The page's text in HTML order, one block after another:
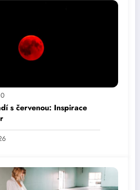
0
s červenou: Inspirace